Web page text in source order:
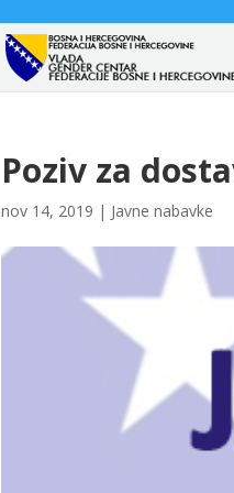
Poziv za
nov 14, 2019 | Javne nabavke